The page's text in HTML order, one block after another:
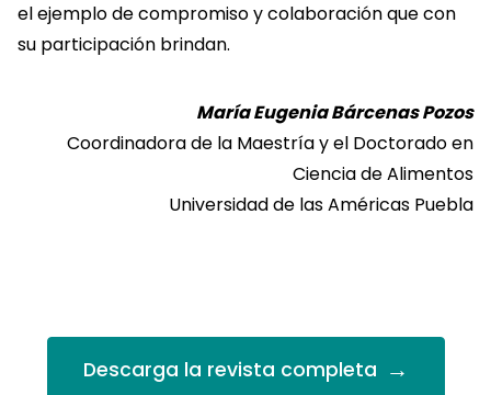
el ejemplo de compromiso y colaboración que con
su participación brindan.
María Eugenia Bárcenas Pozos
Coordinadora de la Maestría y el Doctorado en
Ciencia de Alimentos
Universidad de las Américas Puebla
Descarga la revista completa →